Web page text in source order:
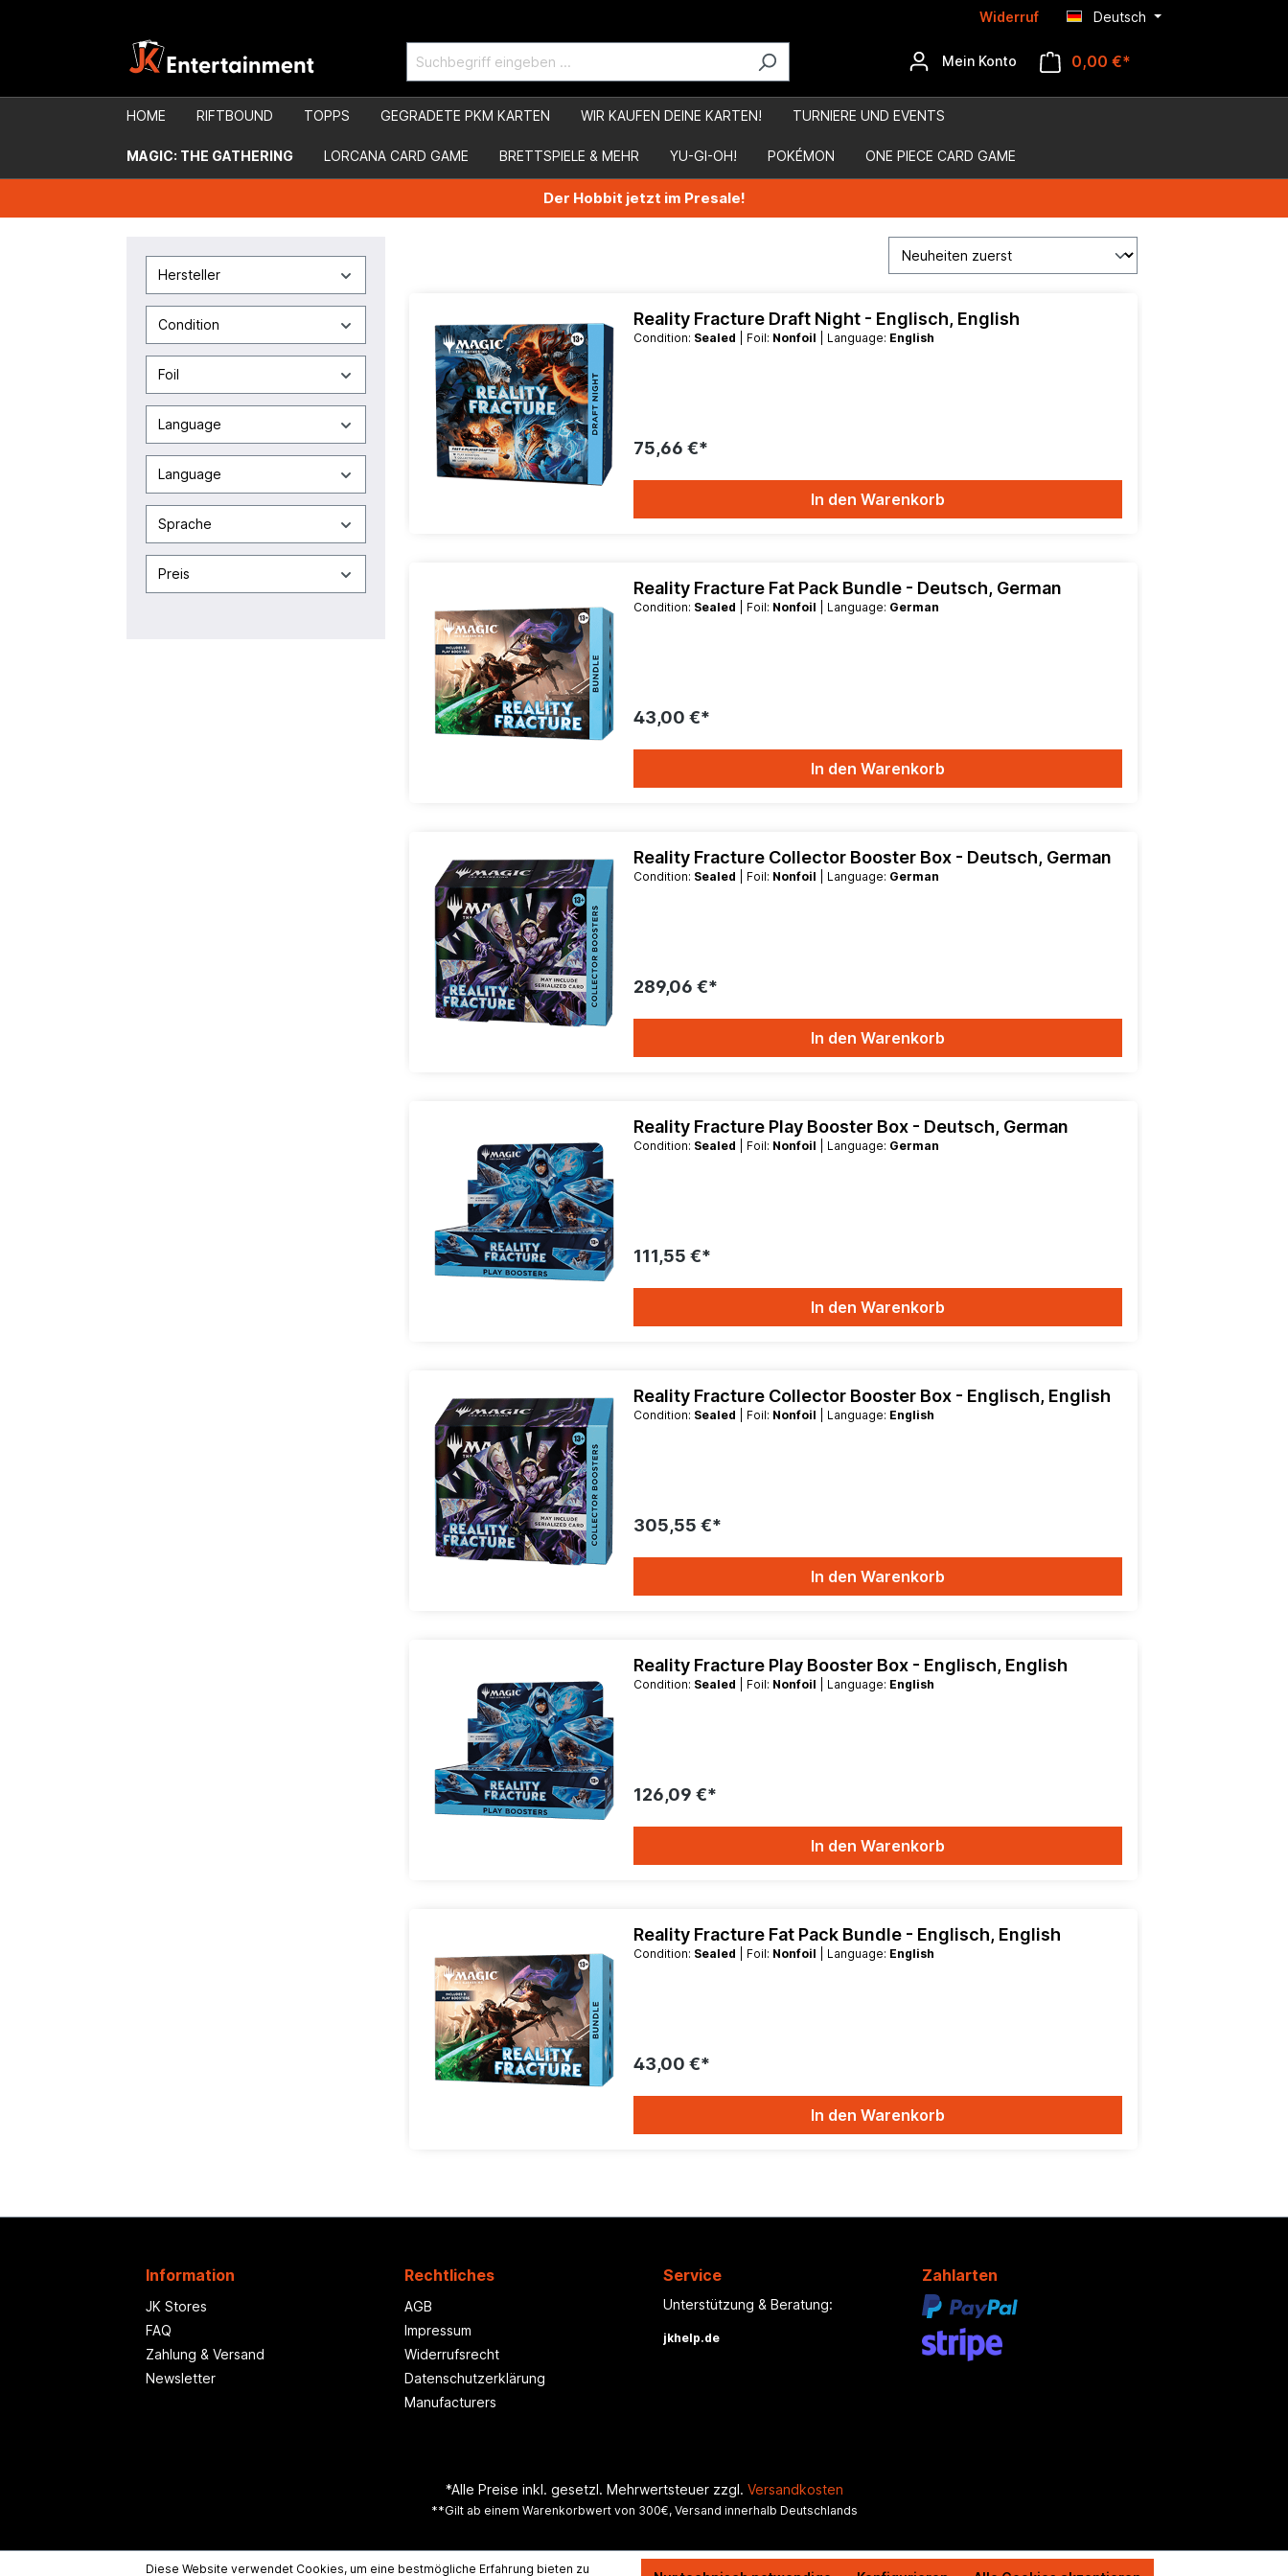
Widerruf Deutsch
Mein Konto 0,00 €*
HOME RIFTBOUND TOPPS GEGRADETE PKM KARTEN WIR KAUFEN DEINE KARTEN! TURNIERE UND EVENTS
MAGIC: THE GATHERING LORCANA CARD GAME BRETTSPIELE & MEHR YU-GI-OH! POKÉMON ONE PIECE CARD GAME
Der Hobbit jetzt im Presale!
Hersteller
Condition
Foil
Language
Language
Sprache
Preis
Reality Fracture Draft Night - Englisch, English
Condition: Sealed | Foil: Nonfoil | Language: English
75,66 €*
In den Warenkorb
Reality Fracture Fat Pack Bundle - Deutsch, German
Condition: Sealed | Foil: Nonfoil | Language: German
43,00 €*
In den Warenkorb
Reality Fracture Collector Booster Box - Deutsch, German
Condition: Sealed | Foil: Nonfoil | Language: German
289,06 €*
In den Warenkorb
Reality Fracture Play Booster Box - Deutsch, German
Condition: Sealed | Foil: Nonfoil | Language: German
111,55 €*
In den Warenkorb
Reality Fracture Collector Booster Box - Englisch, English
Condition: Sealed | Foil: Nonfoil | Language: English
305,55 €*
In den Warenkorb
Reality Fracture Play Booster Box - Englisch, English
Condition: Sealed | Foil: Nonfoil | Language: English
126,09 €*
In den Warenkorb
Reality Fracture Fat Pack Bundle - Englisch, English
Condition: Sealed | Foil: Nonfoil | Language: English
43,00 €*
In den Warenkorb
Information
JK Stores
FAQ
Zahlung & Versand
Newsletter
Rechtliches
AGB
Impressum
Widerrufsrecht
Datenschutzerklärung
Manufacturers
Service
Unterstützung & Beratung:
jkhelp.de
Zahlarten
*Alle Preise inkl. gesetzl. Mehrwertsteuer zzgl. Versandkosten
**Gilt ab einem Warenkorbwert von 300€, Versand innerhalb Deutschlands
Diese Website verwendet Cookies, um eine bestmögliche Erfahrung bieten zu